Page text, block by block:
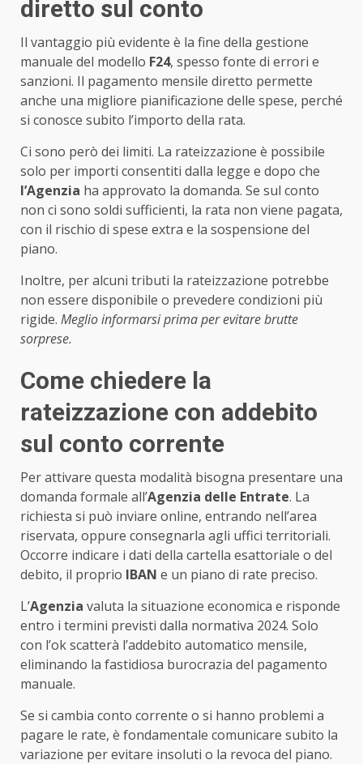
diretto sul conto
Il vantaggio più evidente è la fine della gestione
manuale del modello F24, spesso fonte di errori e
sanzioni. Il pagamento mensile diretto permette
anche una migliore pianificazione delle spese, perché
si conosce subito l’importo della rata.
Ci sono però dei limiti. La rateizzazione è possibile
solo per importi consentiti dalla legge e dopo che
l’Agenzia ha approvato la domanda. Se sul conto
non ci sono soldi sufficienti, la rata non viene pagata,
con il rischio di spese extra e la sospensione del
piano.
Inoltre, per alcuni tributi la rateizzazione potrebbe
non essere disponibile o prevedere condizioni più
rigide. Meglio informarsi prima per evitare brutte
sorprese.
Come chiedere la
rateizzazione con addebito
sul conto corrente
Per attivare questa modalità bisogna presentare una
domanda formale all’Agenzia delle Entrate. La
richiesta si può inviare online, entrando nell’area
riservata, oppure consegnarla agli uffici territoriali.
Occorre indicare i dati della cartella esattoriale o del
debito, il proprio IBAN e un piano di rate preciso.
L’Agenzia valuta la situazione economica e risponde
entro i termini previsti dalla normativa 2024. Solo
con l’ok scatterà l’addebito automatico mensile,
eliminando la fastidiosa burocrazia del pagamento
manuale.
Se si cambia conto corrente o si hanno problemi a
pagare le rate, è fondamentale comunicare subito la
variazione per evitare insoluti o la revoca del piano.